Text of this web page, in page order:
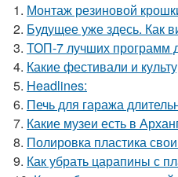
1. Монтаж резиновой
2. Будущее уже здесь. Как
3. ТОП-7 лучших программ
4. Какие фестивали и
5. Headlines:
6. Печь для гаража
7. Какие музеи есть в
8. Полировка пластика
9. Как убрать царапины с